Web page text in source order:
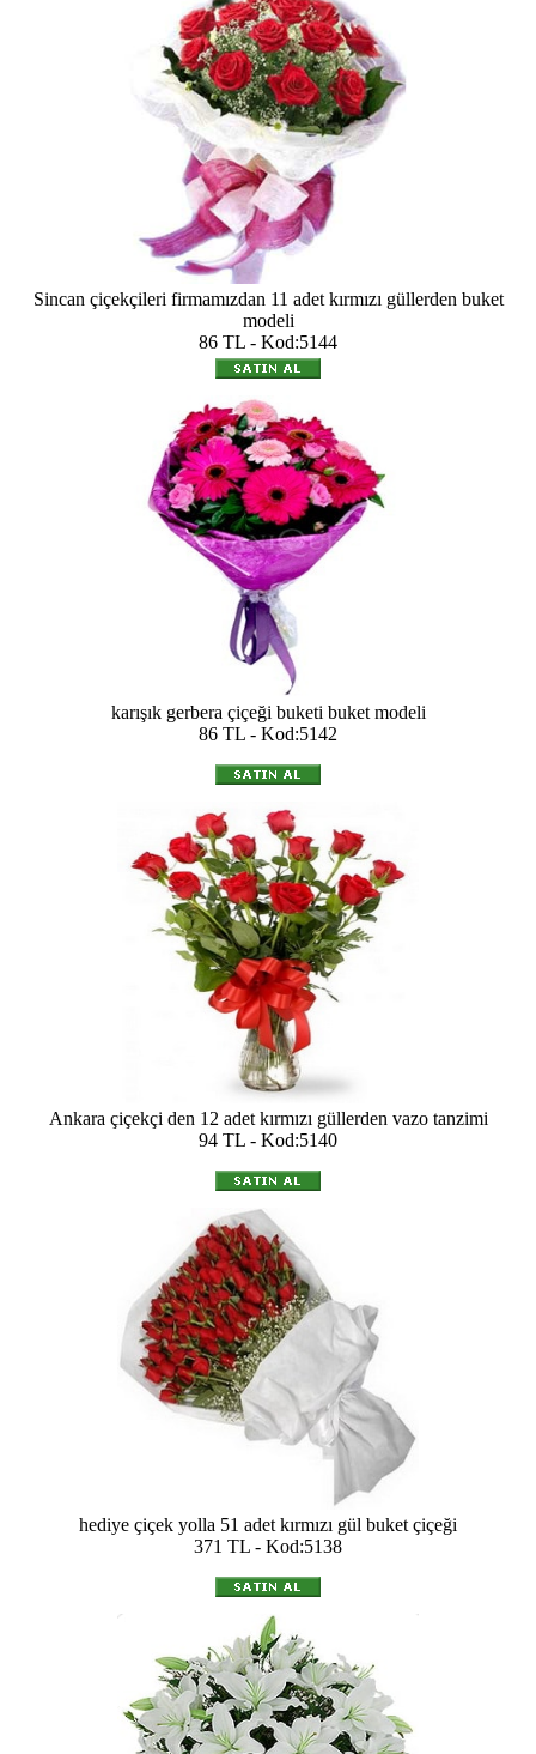
Sincan çiçekçileri firmamızdan 11 adet kırmızı güllerden buket
modeli
86 TL - Kod:5144
karışık gerbera çiçeği buketi buket modeli
86 TL - Kod:5142
Ankara çiçekçi den 12 adet kırmızı güllerden vazo tanzimi
94 TL - Kod:5140
hediye çiçek yolla 51 adet kırmızı gül buket çiçeği
371 TL - Kod:5138